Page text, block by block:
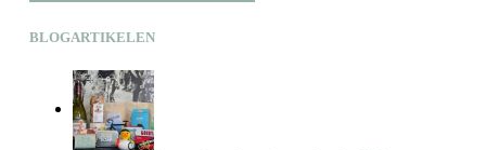
BLOGARTIKELEN